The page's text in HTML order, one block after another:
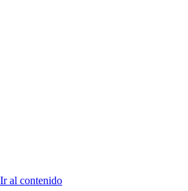
Ir al contenido